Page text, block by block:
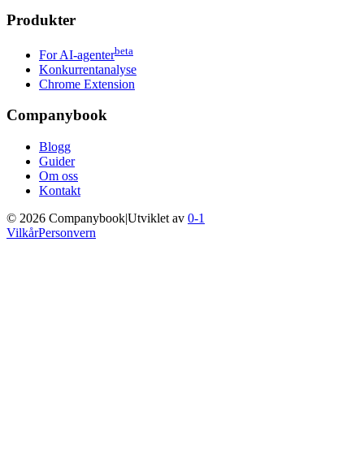
Produkter
For AI-agenterbeta
Konkurrentanalyse
Chrome Extension
Companybook
Blogg
Guider
Om oss
Kontakt
© 2026 Companybook|Utviklet av 0-1
VilkårPersonvern